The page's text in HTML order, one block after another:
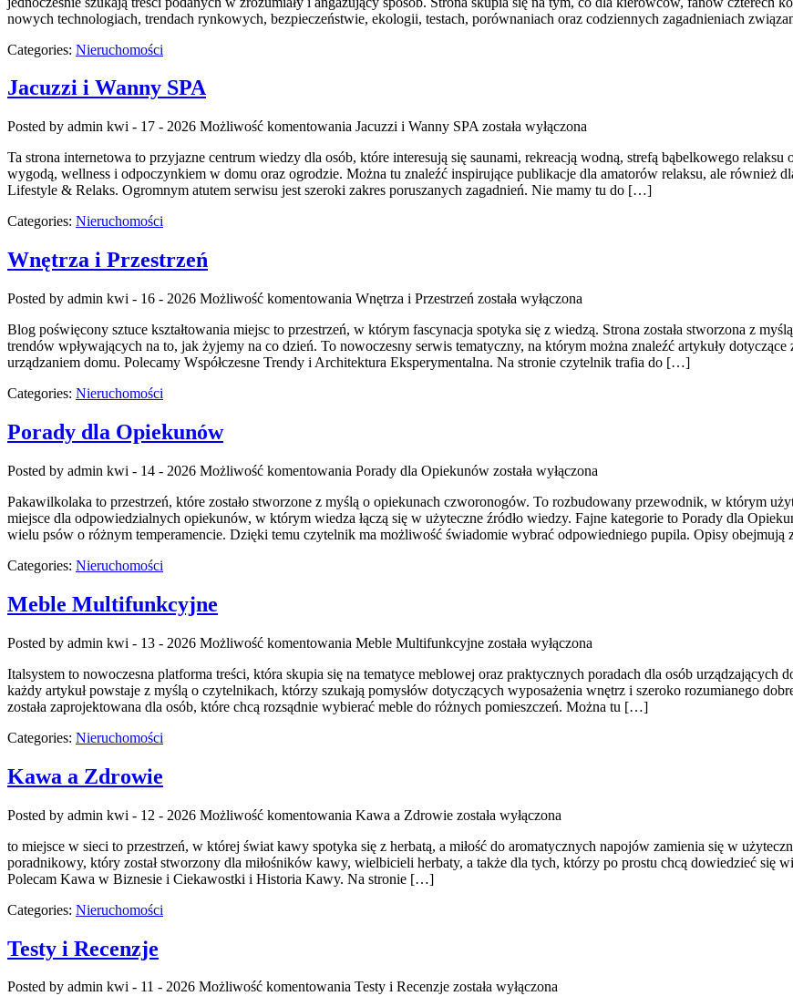
nowych technologiach, trendach rynkowych, bezpieczeństwie, ekologii, testach, porównaniach oraz codziennych zagadnieniach
Categories: Nieruchomości
Jacuzzi i Wanny SPA
Posted by admin kwi - 17 - 2026 Możliwość komentowania Jacuzzi i Wanny SPA została wyłączona
Ta strona internetowa to przyjazne centrum wiedzy dla osób, które interesują się saunami, rekreacją wodną, strefą bąbelkowego
wygodą, wellness i odpoczynkiem w domu oraz ogrodzie. Można tu znaleźć inspirujące publikacje dla amatorów relaksu, ale również
Lifestyle & Relaks. Ogromnym atutem serwisu jest szeroki zakres poruszanych zagadnień. Nie mamy tu do […]
Categories: Nieruchomości
Wnętrza i Przestrzeń
Posted by admin kwi - 16 - 2026 Możliwość komentowania Wnętrza i Przestrzeń została wyłączona
Blog poświęcony sztuce kształtowania miejsc to przestrzeń, w którym fascynacja spotyka się z wiedzą. Strona została stworzona z
trendów wpływających na to, jak żyjemy na co dzień. To nowoczesny serwis tematyczny, na którym można znaleźć artykuły
urządzaniem domu. Polecamy Współczesne Trendy i Architektura Eksperymentalna. Na stronie czytelnik trafia do […]
Categories: Nieruchomości
Porady dla Opiekunów
Posted by admin kwi - 14 - 2026 Możliwość komentowania Porady dla Opiekunów została wyłączona
Pakawilkolaka to przestrzeń, które zostało stworzone z myślą o opiekunach czworonogów. To rozbudowany przewodnik, w którym
miejsce dla odpowiedzialnych opiekunów, w którym wiedza łączą się w użyteczne źródło wiedzy. Fajne kategorie to Porady dla
wielu psów o różnym temperamencie. Dzięki temu czytelnik ma możliwość świadomie wybrać odpowiedniego pupila. Opisy
Categories: Nieruchomości
Meble Multifunkcyjne
Posted by admin kwi - 13 - 2026 Możliwość komentowania Meble Multifunkcyjne została wyłączona
Italsystem to nowoczesna platforma treści, która skupia się na tematyce meblowej oraz praktycznych poradach dla osób urządzających
każdy artykuł powstaje z myślą o czytelnikach, którzy szukają pomysłów dotyczących wyposażenia wnętrz i szeroko rozumianego
została zaprojektowana dla osób, które chcą rozsądnie wybierać meble do różnych pomieszczeń. Można tu […]
Categories: Nieruchomości
Kawa a Zdrowie
Posted by admin kwi - 12 - 2026 Możliwość komentowania Kawa a Zdrowie została wyłączona
to miejsce w sieci to przestrzeń, w której świat kawy spotyka się z herbatą, a miłość do aromatycznych napojów zamienia się w
poradnikowy, który został stworzony dla miłośników kawy, wielbicieli herbaty, a także dla tych, którzy po prostu chcą dowiedzieć się
Polecam Kawa w Biznesie i Ciekawostki i Historia Kawy. Na stronie […]
Categories: Nieruchomości
Testy i Recenzje
Posted by admin kwi - 11 - 2026 Możliwość komentowania Testy i Recenzje została wyłączona